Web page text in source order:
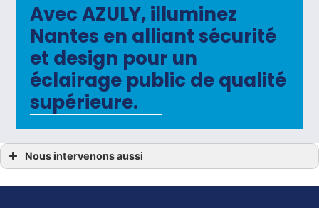
Avec AZULY, illuminez
Nantes en alliant sécurité
et design pour un
éclairage public de qualité
supérieure.
Nous intervenons aussi